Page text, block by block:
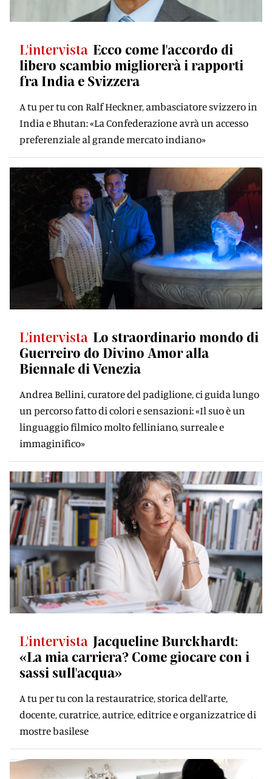
L'intervista Ecco come l'accordo di
libero scambio migliorerà i rapporti
fra India e Svizzera
A tu per tu con Ralf Heckner, ambasciatore svizzero in
India e Bhutan: «La Confederazione avrà un accesso
preferenziale al grande mercato indiano»
L'intervista Lo straordinario mondo di
Guerreiro do Divino Amor alla
Biennale di Venezia
Andrea Bellini, curatore del padiglione, ci guida lungo
un percorso fatto di colori e sensazioni: «Il suo è un
linguaggio filmico molto felliniano, surreale e
immaginifico»
L'intervista Jacqueline Burckhardt:
«La mia carriera? Come giocare con i
sassi sull'acqua»
A tu per tu con la restauratrice, storica dell’arte,
docente, curatrice, autrice, editrice e organizzatrice di
mostre basilese